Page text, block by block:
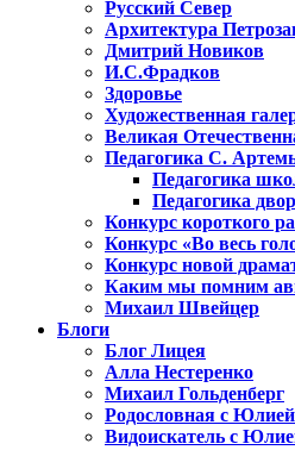
Русский Север
Архитектура
Дмитрий Новиков
И.С.Фрадков
Здоровье
Художественная
Великая
Педагогика С.
Педагогика
Педагогика
Конкурс короткого
Конкурс «Во весь
Конкурс новой
Каким мы помним
Михаил Швейцер
Блоги
Блог Лицея
Алла Нестеренко
Михаил Гольденберг
Родословная с
Видоискатель с